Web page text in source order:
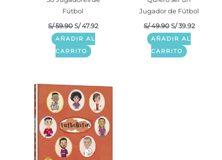
Fútbol
S/59.90 S/47.92
AÑADIR AL
CARRITO
Jugador de Fútbol
S/49.90 S/39.92
AÑADIR AL
CARRITO